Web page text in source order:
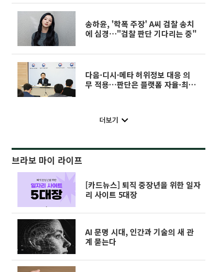
송하윤, '학폭 주장' A씨 검찰 송치
에 심경⋯"검찰 판단 기다리는 중"
다음·디시·메타 허위정보 대응 의
무 적용…판단은 플랫폼 자율·최종
더보기
브라보 마이 라이프
[카드뉴스] 퇴직 중장년을 위한 일자
리 사이트 5대장
AI 문명 시대, 인간과 기술의 새 관
계 묻는다